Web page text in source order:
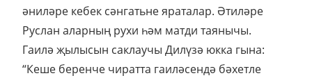
әниләре кебек сәнгатьне яраталар. Әтиләре
Руслан аларның рухи һәм матди таянычы.
Гаилә җылысын саклаучы Дилүзә юкка гына:
“Кеше беренче чиратта гаиләсендә бәхетле